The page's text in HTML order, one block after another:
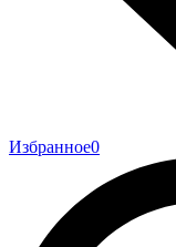
Избранное0